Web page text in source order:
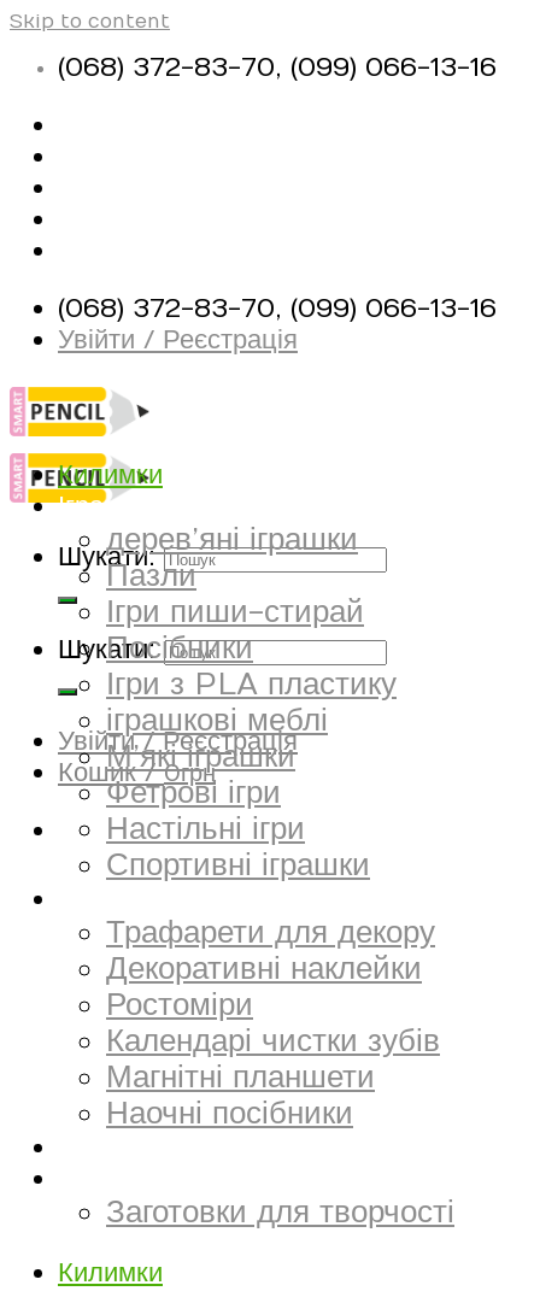
Skip to content
(068) 372-83-70, (099) 066-13-16
(068) 372-83-70, (099) 066-13-16
Увійти / Реєстрація
Шукати:
Шукати:
Увійти / Реєстрація
Кошик /0грн
Килимки
Іграшки
дерев’яні іграшки
Пазли
Ігри пиши-стирай
Посібники
Ігри з PLA пластику
іграшкові меблі
М’які іграшки
Фетрові ігри
Настільні ігри
Спортивні іграшки
Трафарети для декору
Декоративні наклейки
Ростоміри
Календарі чистки зубів
Магнітні планшети
Наочні посібники
Заготовки для творчості
Килимки